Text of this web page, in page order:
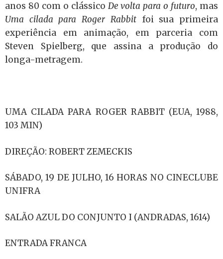
anos 80 com o clássico De volta para o futuro, mas
Uma cilada para Roger Rabbitfoi sua primeira
experiência em animação, em parceria com
Steven Spielberg, que assina a produção do
longa-metragem.
UMA CILADA PARA ROGER RABBIT (EUA, 1988,
103 MIN)
DIREÇÃO: ROBERT ZEMECKIS
SÁBADO, 19 DE JULHO, 16 HORAS NO CINECLUBE
UNIFRA
SALÃO AZUL DO CONJUNTO I (ANDRADAS, 1614)
ENTRADA FRANCA